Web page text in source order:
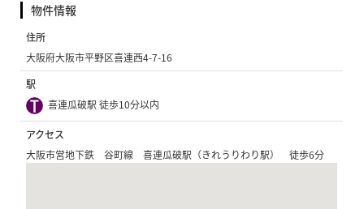
物件情報
住所
大阪府大阪市平野区喜連西4-7-16
駅
喜連瓜破駅 徒歩10分以内
アクセス
大阪市営地下鉄 谷町線 喜連瓜破駅（きれうりわり駅） 徒歩6分